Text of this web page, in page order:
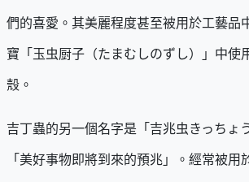
們的喜愛。其美麗程度甚至被用於工藝品
寶「玉虫厨子（たまむしのずし）」中使
殼。
吉丁蟲的另一個名字是「吉兆虫きっちょ
「美好事物即將到來的預兆」。經常被用